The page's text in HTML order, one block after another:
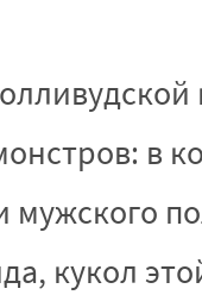
в
мужского
кукол